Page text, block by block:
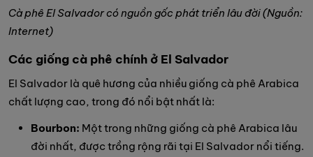
Cà phê El Salvador có nguồn gốc phát triển lâu đời (Nguồn:
Internet)
Các giống cà phê chính ở El Salvador
El Salvador là quê hương của nhiều giống cà phê Arabica
chất lượng cao, trong đó nổi bật nhất là:
Bourbon: Một trong những giống cà phê Arabica lâu
đời nhất, được trồng rộng rãi tại El Salvador nổi tiếng.